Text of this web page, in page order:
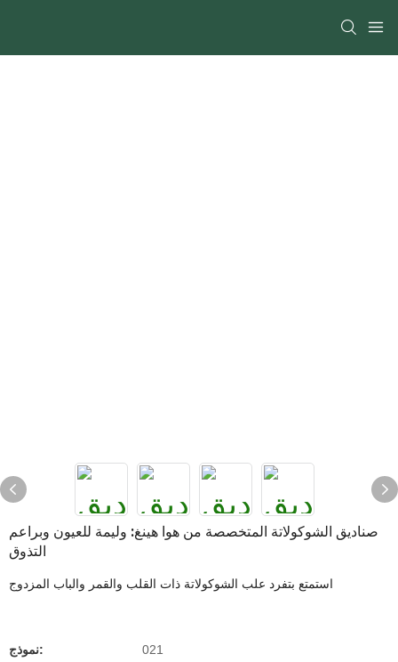
صناديق الشوكولاتة المتخصصة من هوا هينغ: وليمة للعيون وبراعم
التذوق
استمتع بتفرد علب الشوكولاتة ذات القلب والقمر والباب المزدوج
نموذج: 021